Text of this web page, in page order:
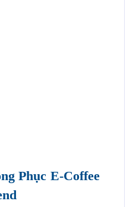
Phục E-Coffee